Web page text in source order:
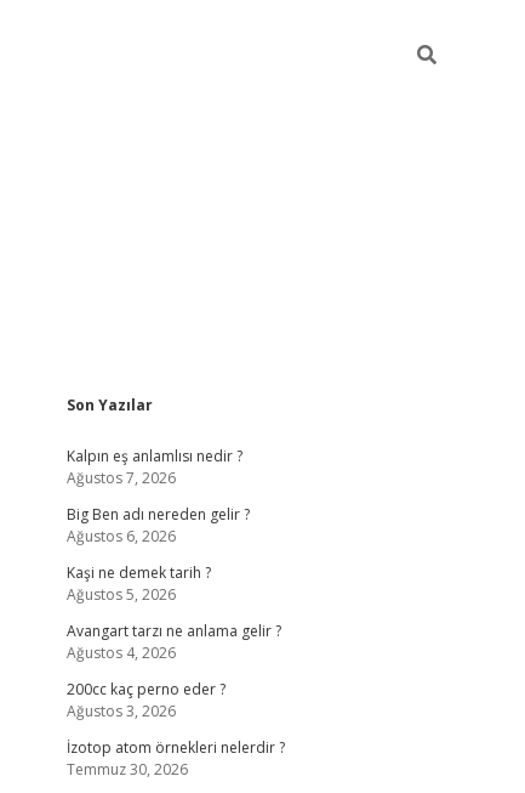
Sidebar
Son Yazılar
Kalpın eş anlamlısı nedir ?
Ağustos 7, 2026
Big Ben adı nereden gelir ?
Ağustos 6, 2026
Kaşi ne demek tarih ?
Ağustos 5, 2026
Avangart tarzı ne anlama gelir ?
Ağustos 4, 2026
200cc kaç perno eder ?
Ağustos 3, 2026
İzotop atom örnekleri nelerdir ?
Temmuz 30, 2026